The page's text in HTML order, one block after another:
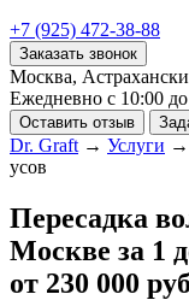
+7 (925) 472-38-88
Заказать звонок
Москва,
Ежедневно с 10:00
Оставить отзыв
Dr. Graft → Услуги →
усов
Пересадка
Москве за 1
от 230 000